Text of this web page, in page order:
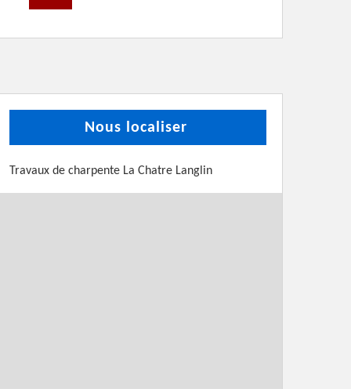
Nous localiser
Travaux de charpente La Chatre Langlin